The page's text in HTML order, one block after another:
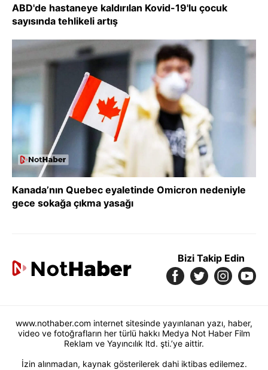
ABD'de hastaneye kaldırılan Kovid-19'lu çocuk
sayısında tehlikeli artış
Kanada’nın Quebec eyaletinde Omicron nedeniyle
gece sokağa çıkma yasağı
Bizi Takip Edin
www.nothaber.com internet sitesinde yayınlanan yazı, haber,
video ve fotoğrafların her türlü hakkı Medya Not Haber Film
Reklam ve Yayıncılık ltd. şti.’ye aittir.
İzin alınmadan, kaynak gösterilerek dahi iktibas edilemez.